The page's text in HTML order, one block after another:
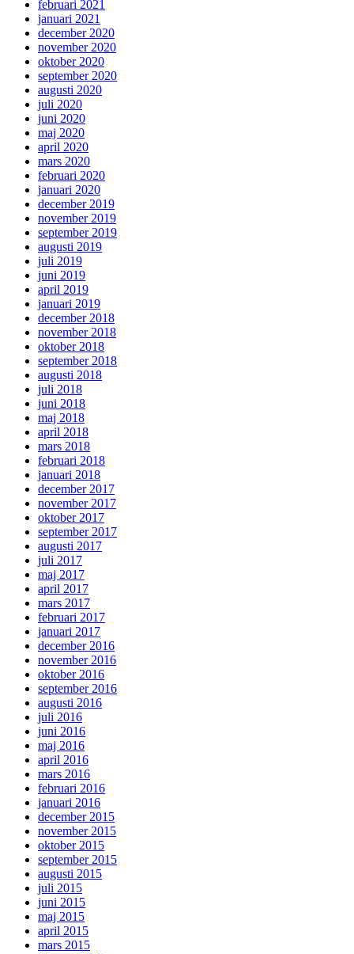
februari 2021
januari 2021
december 2020
november 2020
oktober 2020
september 2020
augusti 2020
juli 2020
juni 2020
maj 2020
april 2020
mars 2020
februari 2020
januari 2020
december 2019
november 2019
september 2019
augusti 2019
juli 2019
juni 2019
april 2019
januari 2019
december 2018
november 2018
oktober 2018
september 2018
augusti 2018
juli 2018
juni 2018
maj 2018
april 2018
mars 2018
februari 2018
januari 2018
december 2017
november 2017
oktober 2017
september 2017
augusti 2017
juli 2017
maj 2017
april 2017
mars 2017
februari 2017
januari 2017
december 2016
november 2016
oktober 2016
september 2016
augusti 2016
juli 2016
juni 2016
maj 2016
april 2016
mars 2016
februari 2016
januari 2016
december 2015
november 2015
oktober 2015
september 2015
augusti 2015
juli 2015
juni 2015
maj 2015
april 2015
mars 2015